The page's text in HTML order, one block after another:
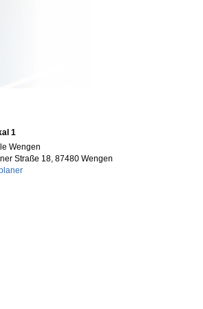
1
Wengen
Straße 18, 87480 Wengen